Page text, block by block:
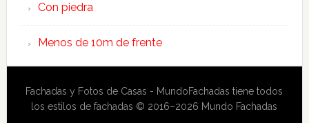
Con piedra
Menos de 10m de frente
Fachadas y Fotos de Casas - MundoFachadas tiene todos
los estilos de fachadas © 2016–2026 Mundo Fachadas